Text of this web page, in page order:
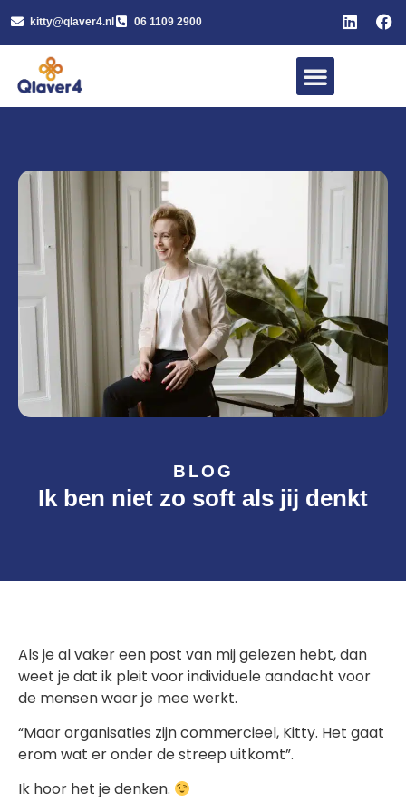
kitty@qlaver4.nl 06 1109 2900
BLOG
Ik ben niet zo soft als jij denkt
Als je al vaker een post van mij gelezen hebt, dan
weet je dat ik pleit voor individuele aandacht voor
de mensen waar je mee werkt.
“Maar organisaties zijn commercieel, Kitty. Het gaat
erom wat er onder de streep uitkomt”.
Ik hoor het je denken.